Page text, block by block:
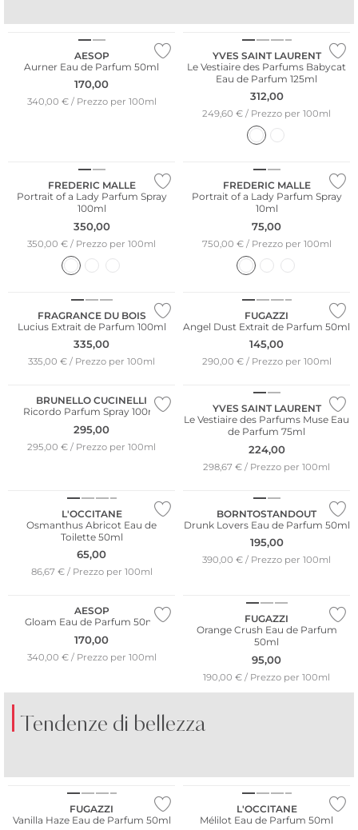
BORNTO­STANDOUT
BRUNELLO CUCINELLI
AESOP
Aurner Eau de Parfum 50ml
170,00
340,00 € / Prezzo per 100ml
YVES SAINT LAURENT
Le Vestiaire des Parfums Babycat
Eau de Parfum 125ml
312,00
249,60 € / Prezzo per 100ml
FREDERIC MALLE
Portrait of a Lady Parfum Spray
100ml
350,00
350,00 € / Prezzo per 100ml
FREDERIC MALLE
Portrait of a Lady Parfum Spray
10ml
75,00
750,00 € / Prezzo per 100ml
FRAGRANCE DU BOIS
Lucius Extrait de Parfum 100ml
335,00
335,00 € / Prezzo per 100ml
FUGAZZI
Angel Dust Extrait de Parfum 50ml
145,00
290,00 € / Prezzo per 100ml
BRUNELLO CUCINELLI
Ricordo Parfum Spray 100ml
295,00
295,00 € / Prezzo per 100ml
YVES SAINT LAURENT
Le Vestiaire des Parfums Muse Eau
de Parfum 75ml
224,00
298,67 € / Prezzo per 100ml
L'OCCITANE
Osmanthus Abricot Eau de
Toilette 50ml
65,00
86,67 € / Prezzo per 100ml
BORNTOSTANDOUT
Drunk Lovers Eau de Parfum 50ml
195,00
390,00 € / Prezzo per 100ml
AESOP
Gloam Eau de Parfum 50ml
170,00
340,00 € / Prezzo per 100ml
FUGAZZI
Orange Crush Eau de Parfum
50ml
95,00
190,00 € / Prezzo per 100ml
Tendenze di bellezza
AGRUMATI
FRESCHI
FUGAZZI
Vanilla Haze Eau de Parfum 50ml
L'OCCITANE
Mélilot Eau de Parfum 50ml